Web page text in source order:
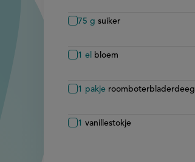
75 g suiker
1 el bloem
1 pakje roomboterbladerdeeg
1 vanillestokje